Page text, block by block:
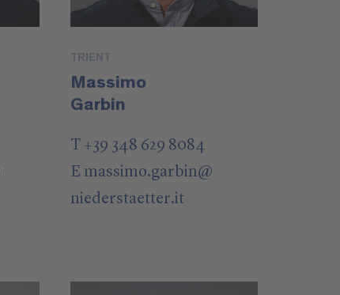
TRIENT
Massimo
Garbin
T +39 348 629 8084
E massimo.garbin@
niederstaetter.it